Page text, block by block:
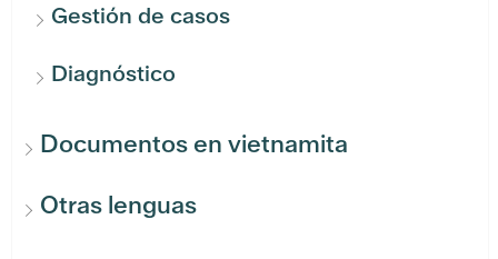
Gestión de casos
Diagnóstico
Documentos en vietnamita
Otras lenguas